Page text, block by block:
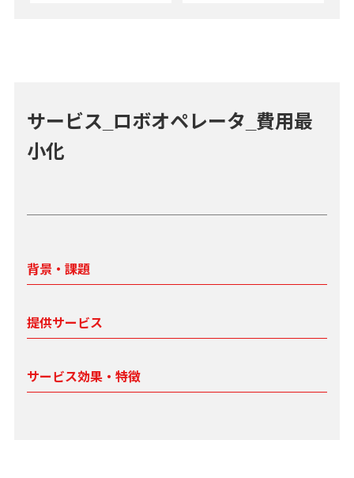
サービス_ロボオペレータ_費用最
小化
背景・課題
提供サービス
サービス効果・特徴